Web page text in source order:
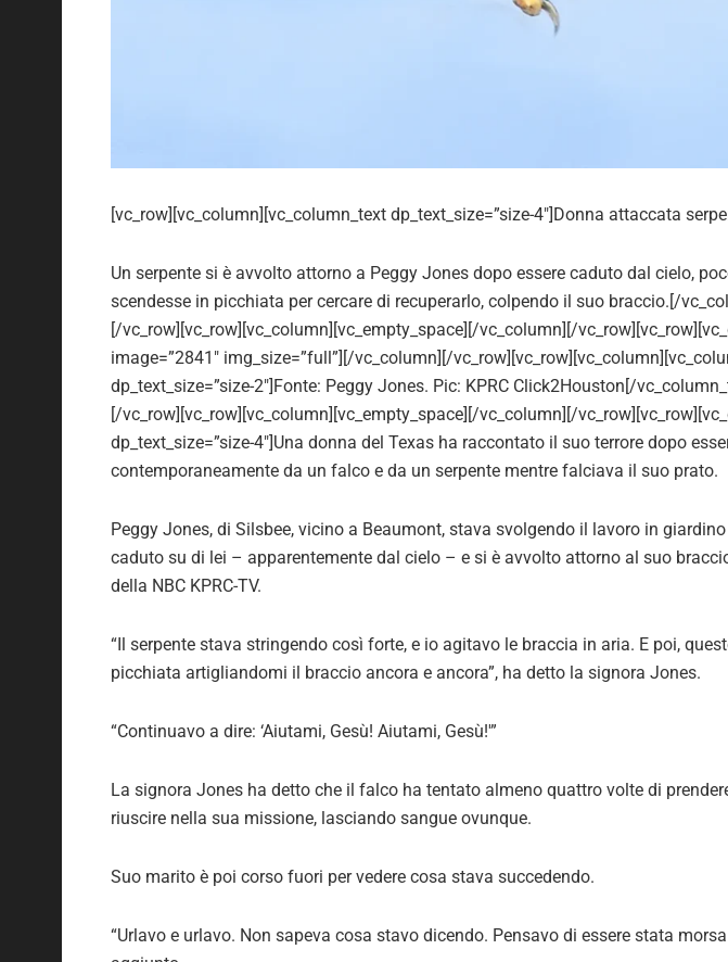
[vc_row][vc_column][vc_column_text dp_text_size=”size-4″]Donna attaccata
Un serpente si è avvolto attorno a Peggy Jones dopo essere caduto dal cielo,
scendesse in picchiata per cercare di recuperarlo, colpendo il suo braccio.[/
[/vc_row][vc_row][vc_column][vc_empty_space][/vc_column][/
image=”2841″ img_size=”full”][/vc_column][/
dp_text_size=”size-2″]Fonte: Peggy Jones. Pic: KPRC Click2Houston[/
[/vc_row][vc_row][vc_column][vc_empty_space][/vc_column][/
dp_text_size=”size-4″]Una donna del Texas ha raccontato il suo terrore dopo
contemporaneamente da un falco e da un serpente mentre falciava il suo prato.
Peggy Jones, di Silsbee, vicino a Beaumont, stava svolgendo il lavoro in
caduto su di lei – apparentemente dal cielo – e si è avvolto attorno al suo
della NBC KPRC-TV.
“Il serpente stava stringendo così forte, e io agitavo le braccia in aria. E poi,
picchiata artigliandomi il braccio ancora e ancora”, ha detto la signora Jones.
“Continuavo a dire: ‘Aiutami, Gesù! Aiutami, Gesù!'”
La signora Jones ha detto che il falco ha tentato almeno quattro volte di
riuscire nella sua missione, lasciando sangue ovunque.
Suo marito è poi corso fuori per vedere cosa stava succedendo.
“Urlavo e urlavo. Non sapeva cosa stavo dicendo. Pensavo di essere stata